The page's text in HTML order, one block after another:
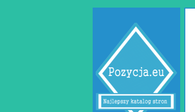
to miejsce, w którym każdy może uzyskać specjalistyczną i empatyczną
zdrowia psychicznego, relacji oraz seksualności. Ten specjalistyczny
Lublin oferuje pomoc osobom borykającym się z lękiem, stresem,
i trudnościami w relacjach. Doświadczeni specjaliści, tacy jak
Lublin i psychoterapeuta Lublin, oferują indywidualne podejście oraz
zaufania i bezpieczeństwa. W działalności ośrodka znajduje się również
oferują seksuolodzy Lublin, pomagając pacjentom lepiej zrozumieć siebie
i wzmocnić dobrostan psychiczny.